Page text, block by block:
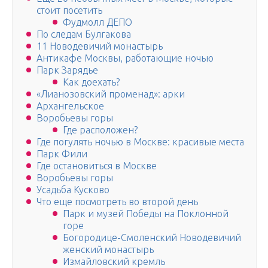
стоит посетить
Фудмолл ДЕПО
По следам Булгакова
11 Новодевичий монастырь
Антикафе Москвы, работающие ночью
Парк Зарядье
Как доехать?
«Лианозовский променад»: арки
Архангельское
Воробьевы горы
Где расположен?
Где погулять ночью в Москве: красивые места
Парк Фили
Где остановиться в Москве
Воробьевы горы
Усадьба Кусково
Что еще посмотреть во второй день
Парк и музей Победы на Поклонной
горе
Богородице-Смоленский Новодевичий
женский монастырь
Измайловский кремль